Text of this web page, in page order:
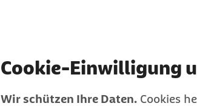
Cookie-Einwilligung
Wir schützen Ihre Daten. Cookies